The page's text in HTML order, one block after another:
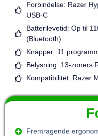
Forbindelse: Razer
USB-C
Batterilevetid: Op til
(Bluetooth)
Knapper: 11
Belysning: 13-zoners
Kompatibilitet: Razer
Fremragende